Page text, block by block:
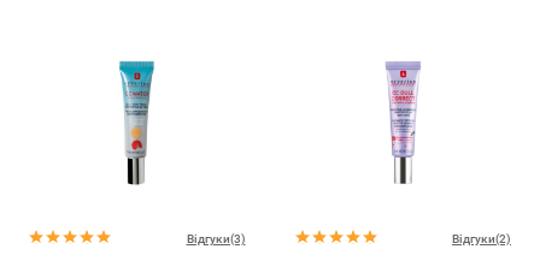
Відгуки(3) Відгуки(2)